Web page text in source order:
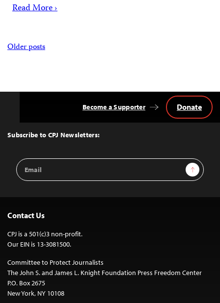
Read More ›
Posts
Older posts
Top
Subscribe to CPJ Newsletters:
Email
Address
Sign Up
Become a Supporter Donate
Contact Us
CPJ is a 501(c)3 non-profit.
Our EIN is 13-3081500.
Committee to Protect Journalists
The John S. and James L. Knight Foundation Press Freedom Center
P.O. Box 2675
New York, NY 10108